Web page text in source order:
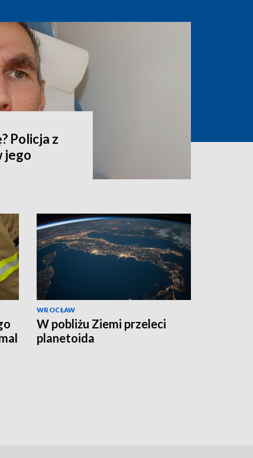
Policja z
jego
WROCŁAW
W pobliżu Ziemi przeleci
planetoida